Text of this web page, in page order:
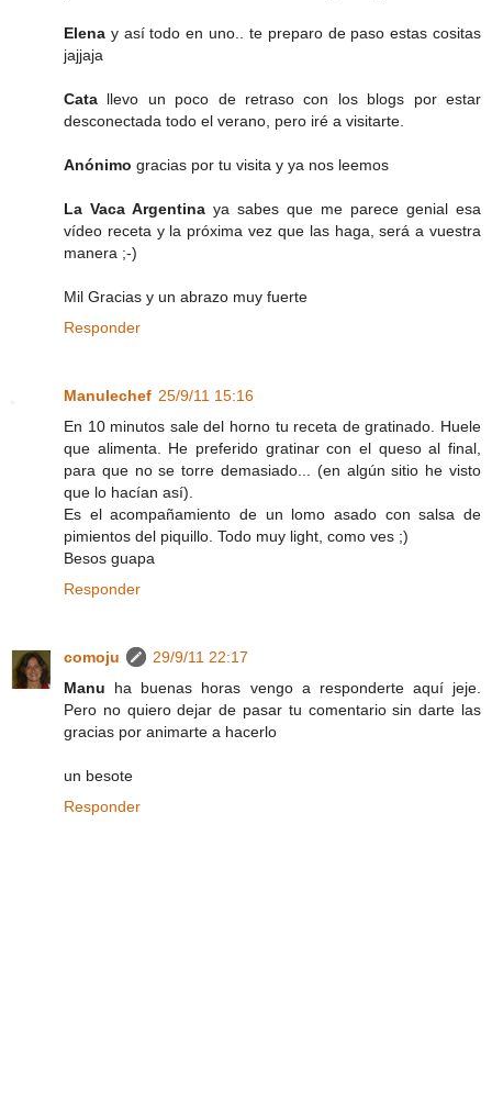
Elena y así todo en uno.. te preparo de paso estas cositas
jajjaja
Cata llevo un poco de retraso con los blogs por estar
desconectada todo el verano, pero iré a visitarte.
Anónimo gracias por tu visita y ya nos leemos
La Vaca Argentina ya sabes que me parece genial esa
vídeo receta y la próxima vez que las haga, será a vuestra
manera ;-)
Mil Gracias y un abrazo muy fuerte
Responder
Manulechef 25/9/11 15:16
En 10 minutos sale del horno tu receta de gratinado. Huele
que alimenta. He preferido gratinar con el queso al final,
para que no se torre demasiado... (en algún sitio he visto
que lo hacían así).
Es el acompañamiento de un lomo asado con salsa de
pimientos del piquillo. Todo muy light, como ves ;)
Besos guapa
Responder
comoju
29/9/11 22:17
Manu ha buenas horas vengo a responderte aquí jeje.
Pero no quiero dejar de pasar tu comentario sin darte las
gracias por animarte a hacerlo
un besote
Responder